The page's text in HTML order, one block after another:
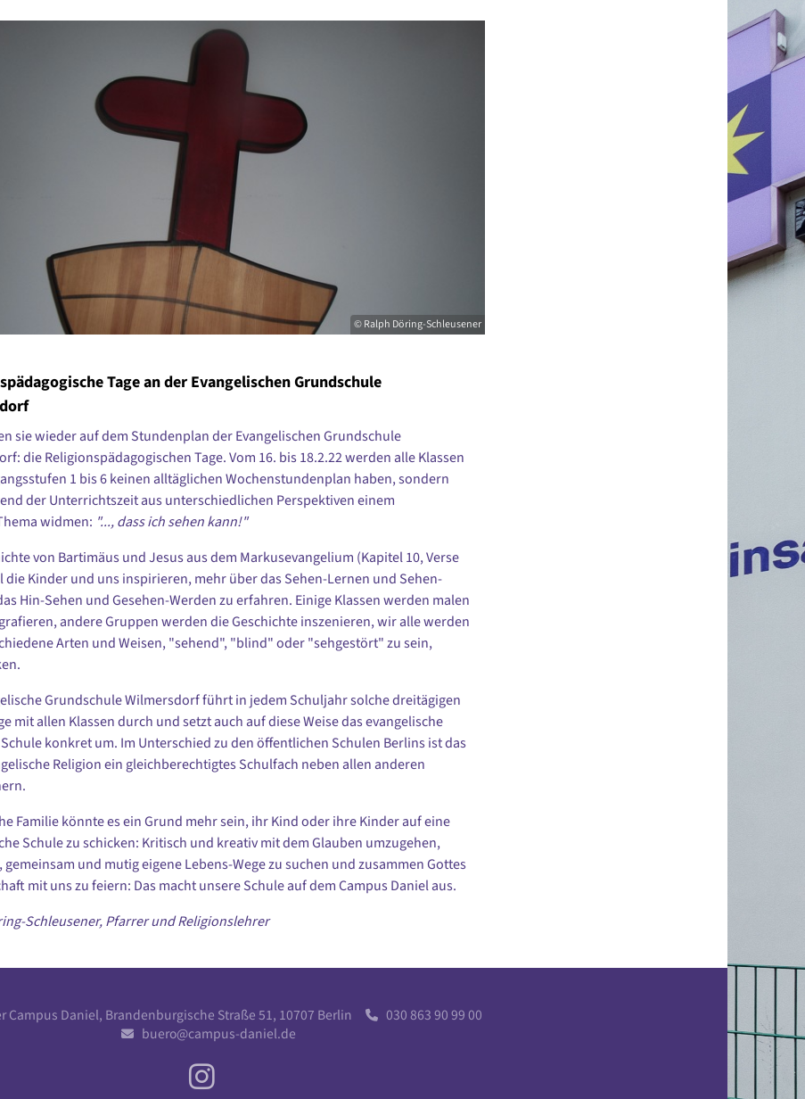
© Ralph Döring-Schleusener
Tage an der Evangelischen Grundschule
sie wieder auf dem Stundenplan der Evangelischen Grundschule
die Religionspädagogischen Tage. Vom 16. bis 18.2.22 werden alle Klassen
1 bis 6 keinen alltäglichen Wochenstundenplan haben, sondern
der Unterrichtszeit aus unterschiedlichen Perspektiven einem
widmen: "..., dass ich sehen kann!"
von Bartimäus und Jesus aus dem Markusevangelium (Kapitel 10, Verse
die Kinder und uns inspirieren, mehr über das Sehen-Lernen und Sehen-
Hin-Sehen und Gesehen-Werden zu erfahren. Einige Klassen werden malen
andere Gruppen werden die Geschichte inszenieren, wir alle werden
Arten und Weisen, "sehend", "blind" oder "sehgestört" zu sein,
Grundschule Wilmersdorf führt in jedem Schuljahr solche dreitägigen
mit allen Klassen durch und setzt auch auf diese Weise das evangelische
konkret um. Im Unterschied zu den öffentlichen Schulen Berlins ist das
Religion ein gleichberechtigtes Schulfach neben allen anderen
Familie könnte es ein Grund mehr sein, ihr Kind oder ihre Kinder auf eine
Schule zu schicken: Kritisch und kreativ mit dem Glauben umzugehen,
gemeinsam und mutig eigene Lebens-Wege zu suchen und zusammen Gottes
mit uns zu feiern: Das macht unsere Schule auf dem Campus Daniel aus.
Schleusener, Pfarrer und Religionslehrer
Campus Daniel, Brandenburgische Straße 51, 10707 Berlin  030 863 90 99 00
 buero@campus-daniel.de